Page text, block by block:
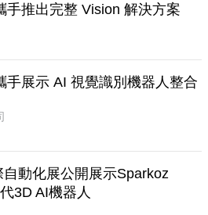
手推出完整 Vision 解決方案
手展示 AI 視覺識別機器人整合
動化展公開展示Sparkoz
3D AI機器人